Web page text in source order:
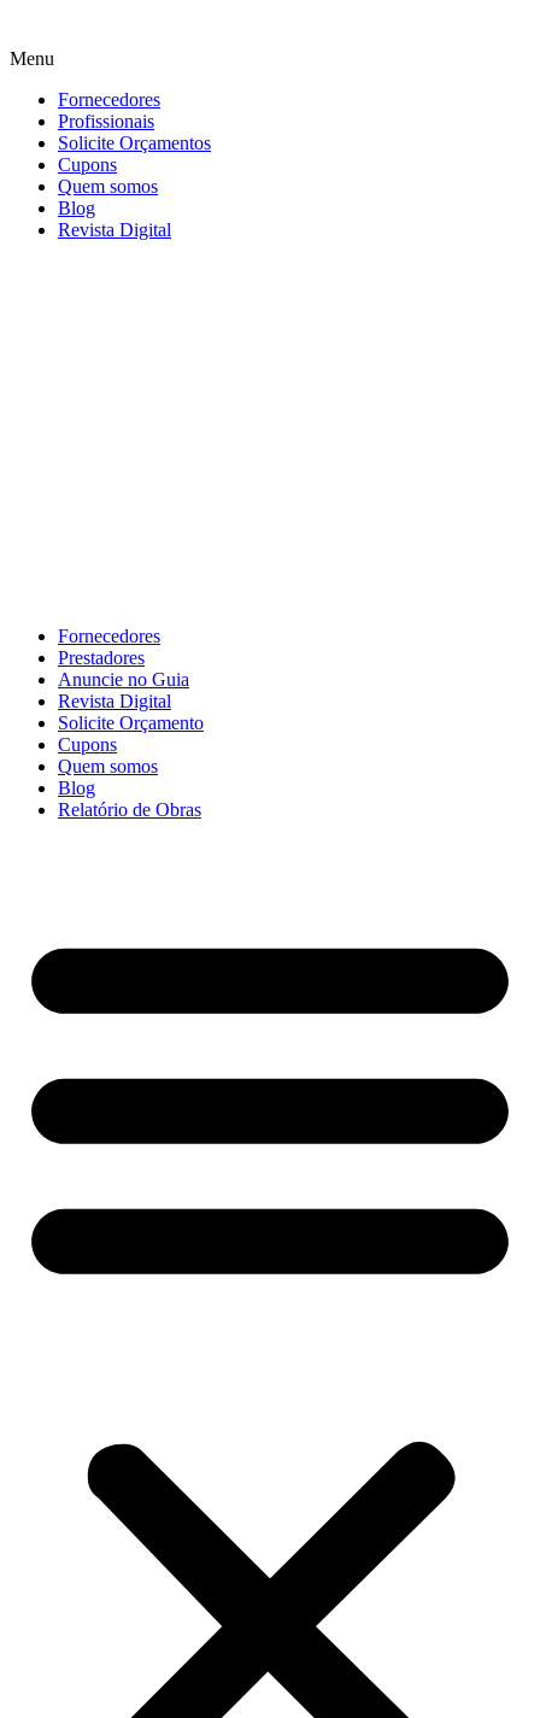
Menu
Fornecedores
Profissionais
Solicite Orçamentos
Cupons
Quem somos
Blog
Revista Digital
Fornecedores
Prestadores
Anuncie no Guia
Revista Digital
Solicite Orçamento
Cupons
Quem somos
Blog
Relatório de Obras